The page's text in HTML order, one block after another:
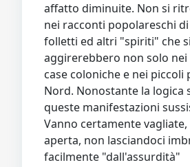
affatto diminuite. Non si
nei racconti popolareschi
folletti ed altri "spiriti" che si
aggirerebbero non solo nei
case coloniche e nei piccoli
Nord. Nonostante la logica
queste manifestazioni
Vanno certamente
aperta, non lasciandoci
facilmente "dall'assurdità"